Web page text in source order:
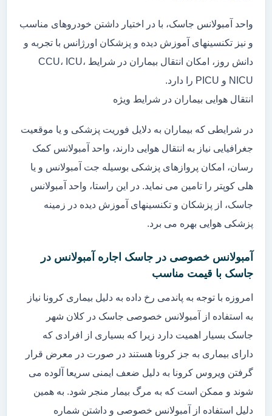
واحد آمبولانس جاسک، با در اختیار داشتن خودروهای مناسب
و نیز تکنسینهای آموزش دیده و پزشکان اورژانس با تجربه و
دانش روز، امکان انتقال بیماران در شرایط CCU، ICU،
NICU و PICU را دارد.
انتقال هوایی بیماران در شرایط ویژه
در شرایطی که بیماران به دلایل فوریت پزشکی و یا موقعیت
جغرافیایی نیاز به انتقال هوایی دارند، واحد آمبولانس کمک
رسان، امکان پروازهای پزشکی بوسیله جت آمبولانس و یا
هلی کوپتر را تامین می نماید. در این راستا، واحد آمبولانس
جاسک، از پزشکان و تکنسینهای آموزش دیده در زمینه
پزشکی هوایی بهره می برد.
آمبولانس خصوصی در جاسک اجاره آمبولانس در
جاسک با قیمت مناسب
امروزه با توجه به پاندمی رخ داده به دلیل بیماری کرونا نیاز
به استفاده از آمبولانس خصوصی جاسک در کلان شهر
جاسک بسیار اهمیت دارد زیرا که بسیاری از افرادی که
دارای بیماری به جز کرونا هستند در صورت در معرض قرار
گرفتن ویروس کرونا به دلیل ضعف ایمنی سریعا آلوده می
شوند و ممکن است که به مرگ بیمار منجر شود. به همین
دلیل استفاده از آمبولانس خصوصی و داشتن شماره